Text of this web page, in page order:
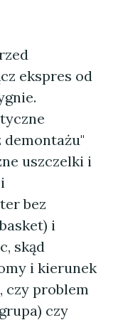
ekspres od
demontażu"
uszczelki i
bez
i
skąd
i kierunek
czy problem
czy